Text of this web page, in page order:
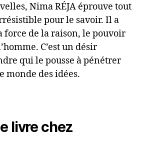
Nima RÉJA éprouve tout
pour le savoir. Il a
force de la raison, le pouvoir
C’est un désir
qui le pousse à pénétrer
monde des idées.
livre chez